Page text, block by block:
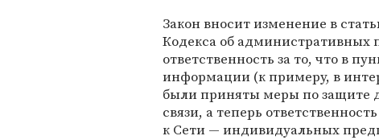
Закон вносит изменение в
Кодекса об
ответственность за то, что в
информации (к примеру, в
были приняты меры по защите
связи, а теперь
к Сети — индивидуальных